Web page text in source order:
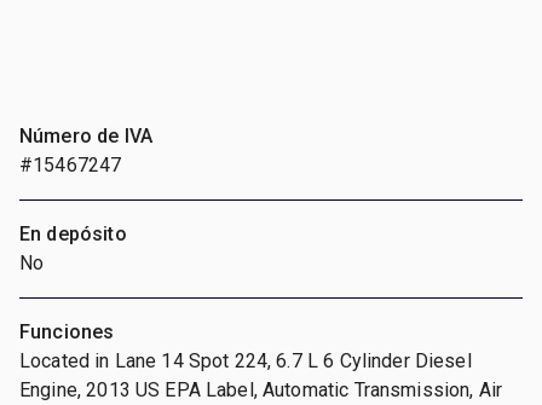
Número de IVA
#15467247
En depósito
No
Funciones
Located in Lane 14 Spot 224, 6.7 L 6 Cylinder Diesel
Engine, 2013 US EPA Label, Automatic Transmission, Air